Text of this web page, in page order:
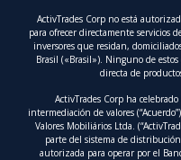
ActivTrades Corp no está
para ofrecer directamente servicios
inversores que residan,
Brasil («Brasil»). Ninguno de
directa de
ActivTrades Corp ha
intermediación de valores
Valores Mobiliários Ltda.
parte del sistema de
autorizada para operar por el